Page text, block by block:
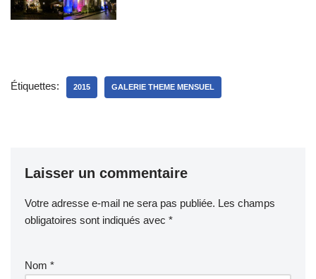
Étiquettes: 2015 GALERIE THEME MENSUEL
Laisser un commentaire
Votre adresse e-mail ne sera pas publiée. Les champs
obligatoires sont indiqués avec *
Nom *